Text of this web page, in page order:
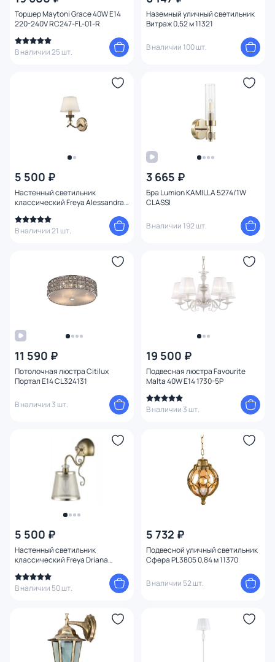
Торшер Maytoni Grace 40W E14
220-240V RC247-FL-01-R
В наличии 25 шт.
Наземный уличный светильник
Витраж 0,52 м 11321
В наличии 100 шт.
5 500 ₽
Настенный светильник
классический Freya Alessandra
В наличии 21 шт.
3 665 ₽
Бра Lumion KAMILLA 5274/1W
CLASSI
В наличии 192 шт.
11 590 ₽
Потолочная люстра Citilux
Портал E14 CL324131
В наличии 3 шт.
19 500 ₽
Подвесная люстра Favourite
Malta 40W E14 1730-5P
В наличии 3 шт.
5 500 ₽
Настенный светильник
классический Freya Driana
В наличии 50 шт.
5 732 ₽
Подвесной уличный светильник
Сфера PL3805 0,84 м 11370
В наличии 52 шт.